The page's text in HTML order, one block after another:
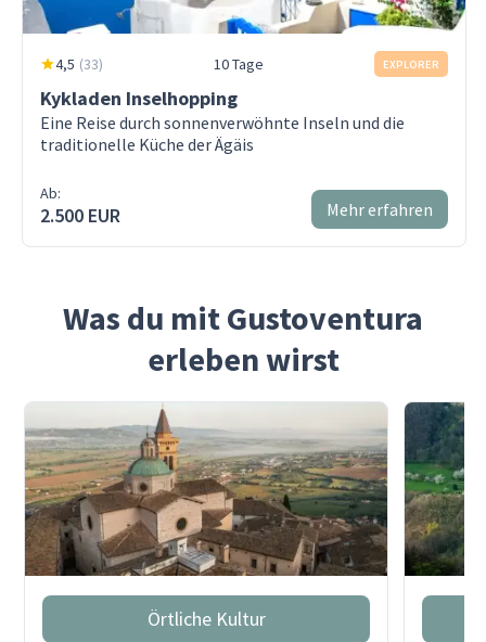
4,5 (33) 10 Tage EXPLORER
Kykladen Inselhopping
Eine Reise durch sonnenverwöhnte Inseln und die
traditionelle Küche der Ägäis
Ab:
2.500 EUR Mehr erfahren
Was du mit Gustoventura
erleben wirst
Örtliche Kultur